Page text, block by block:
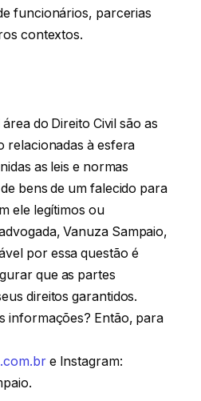
funcionários, parcerias
contextos.
do Direito Civil são as
relacionadas à esfera
as leis e normas
bens de um falecido para
ele legítimos ou
Vanuza Sampaio,
por essa questão é
que as partes
direitos garantidos.
informações? Então, para
e Instagram: